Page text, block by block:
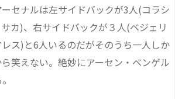
セナルは左サイドバックが3人(コラシ
カ)、右サイドバックが３人(ベジェリ
ス)と6人いるのだがそのうち一人しか
笑えない。絶妙にアーセン・ベンゲル